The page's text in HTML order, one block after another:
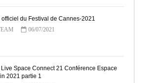
officiel du Festival de Cannes-2021
06/07/2021
Live Space Connect 21 Conférence Espace
2021 partie 1